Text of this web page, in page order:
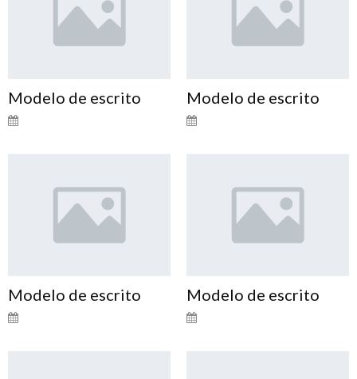
Modelo de escrito Modelo de escrito
Modelo de escrito Modelo de escrito